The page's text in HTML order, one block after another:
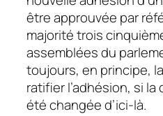
être approuvée par
majorité trois
assemblées du
toujours, en principe,
ratifier l’adhésion, si
été changée d’ici-là.